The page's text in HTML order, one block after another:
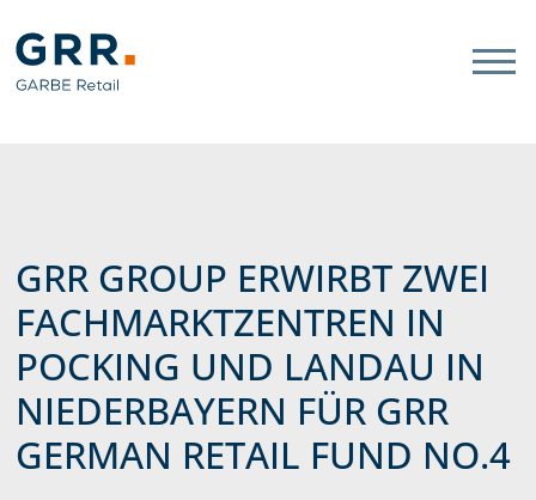
Gathmann Michaelis und
Link zu Home
GRR GROUP ERWIRBT ZWEI
FACHMARKTZENTREN IN
POCKING UND LANDAU IN
NIEDERBAYERN FÜR GRR
GERMAN RETAIL FUND NO.4